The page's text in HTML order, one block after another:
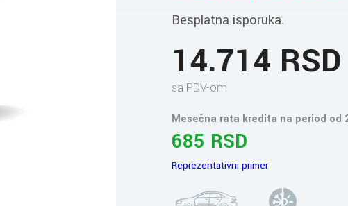
Besplatna isporuka.
14.714 RSD
sa PDV-om
Mesečna rata kredita na period od
685 RSD
Reprezentativni primer